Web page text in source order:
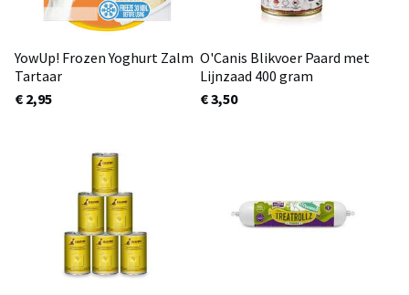
YowUp! Frozen Yoghurt Zalm
Tartaar
€ 2,95
O'Canis Blikvoer Paard met
Lijnzaad 400 gram
€ 3,50